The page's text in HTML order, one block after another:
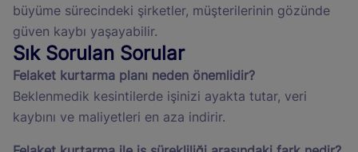
büyüme sürecindeki şirketler, müşterilerinin gözünde
güven kaybı yaşayabilir.
Sık Sorulan Sorular
Felaket kurtarma planı neden önemlidir?
Beklenmedik kesintilerde işinizi ayakta tutar, veri
kaybını ve maliyetleri en aza indirir.